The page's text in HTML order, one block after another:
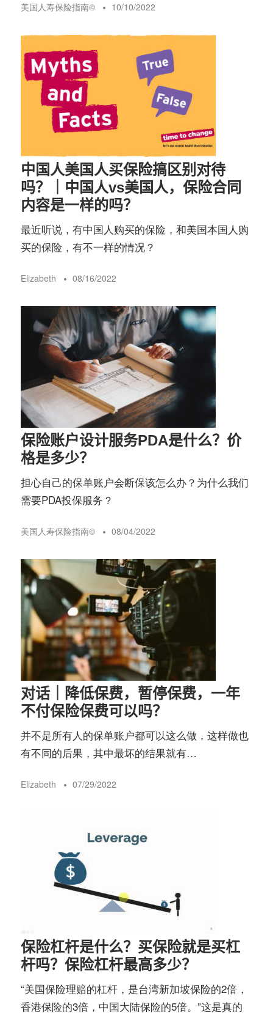
美国人寿保险指南©️ 10/10/2022
中国人美国人买保险搞区别对待
吗？｜中国人vs美国人，保险合同
内容是一样的吗？
最近听说，有中国人购买的保险，和美国本国人购
买的保险，有不一样的情况？
Elizabeth 08/16/2022
保险账户设计服务PDA是什么？价
格是多少？
担心自己的保单账户会断保该怎么办？为什么我们
需要PDA投保服务？
美国人寿保险指南©️ 08/04/2022
对话｜降低保费，暂停保费，一年
不付保险保费可以吗？
并不是所有人的保单账户都可以这么做，这样做也
有不同的后果，其中最坏的结果就有…
Elizabeth 07/29/2022
保险杠杆是什么？买保险就是买杠
杆吗？保险杠杆最高多少？
“美国保险理赔的杠杆，是台湾新加坡保险的2倍，
香港保险的3倍，中国大陆保险的5倍。”这是真的